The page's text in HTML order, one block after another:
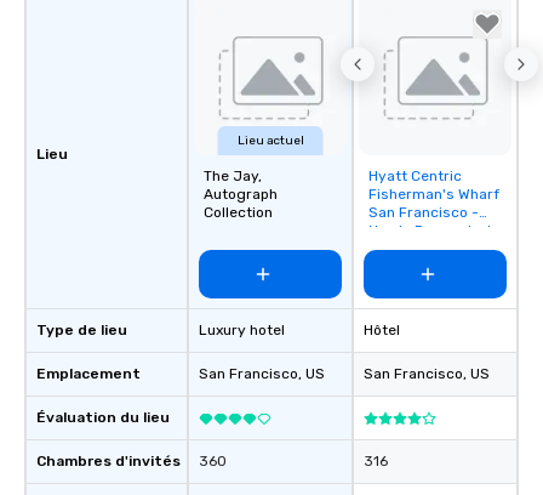
Lieu
Type de lieu
Emplacement
Évaluation du lieu
Chambres d'invités
Lieu actuel
The Jay,
Autograph
Collection
Luxury hotel
San Francisco, US
360
Removed from
favorites
Hyatt Centric
Fisherman's Wharf
San Francisco -
Newly Renovated
Hôtel
San Francisco, US
316